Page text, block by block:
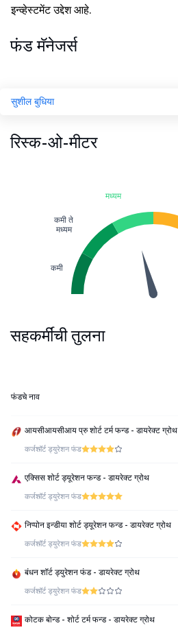
इन्व्हेस्टमेंट उद्देश आहे.
फंड मॅनेजर्स
सुशील बुधिया
रिस्क-ओ-मीटर
कमी
कमी ते
मध्यम
मध्यम
सहकर्मींची तुलना
फंडचे नाव
आयसीआयसीआय प्रु शोर्ट टर्म फन्ड - डायरेक्ट ग्रोथ
कर्जशॉर्ट ड्युरेशन फंड
एक्सिस शोर्ट ड्यूरेशन फन्ड - डायरेक्ट ग्रोथ
कर्जशॉर्ट ड्युरेशन फंड
निप्पोन इन्डीया शोर्ट ड्यूरेशन फन्ड - डायरेक्ट ग्रोथ
कर्जशॉर्ट ड्युरेशन फंड
बंधन शॉर्ट ड्युरेशन फंड - डायरेक्ट ग्रोथ
कर्जशॉर्ट ड्युरेशन फंड
कोटक बोन्ड - शोर्ट टर्म फन्ड - डायरेक्ट ग्रोथ